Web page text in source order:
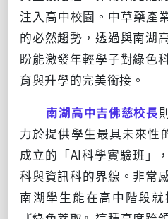
注入高中校園。中草藥產
的必然趨勢，透過與南湖
盼能激發年輕學子對綠色
育與升學的完美銜接。
南湖高中吉佛慈校長
力於提供學生最具未來性
成立的「AI科學實驗班」
科與資訊科的界線。非常
南湖學生能在高中階段